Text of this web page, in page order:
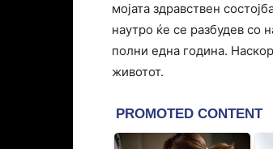
мојата здравствен
наутро ќе се разбудев со
полни една година.
животот.